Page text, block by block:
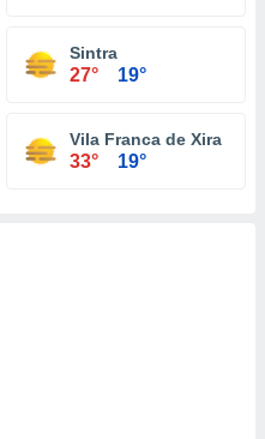
Sintra
27° 19°
Vila Franca de Xira
33° 19°